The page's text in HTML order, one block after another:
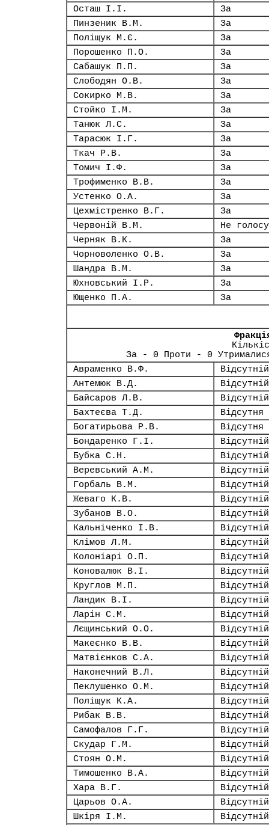
Осташ І.І.
За
Пинзеник В.М.
За
Поліщук М.Є.
За
Порошенко П.О.
За
Сабашук П.П.
За
Слободян О.В.
За
Сокирко М.В.
За
Стойко І.М.
За
Танюк Л.С.
За
Тарасюк І.Г.
За
Ткач Р.В.
За
Томич І.Ф.
За
Трофименко В.В.
За
Устенко О.А.
За
Цехмістренко В.Г.
За
Червоній В.М.
Не
Черняк В.К.
За
Чорноволенко О.В.
За
Шандра В.М.
За
Юхновський І.Р.
За
Ющенко П.А.
За
За - 0 Проти - 0
Авраменко В.Ф.
Відсутній
Антемюк В.Д.
Відсутній
Байсаров Л.В.
Відсутній
Бахтеєва Т.Д.
Відсутня
Богатирьова Р.В.
Відсутня
Бондаренко Г.І.
Відсутній
Бубка С.Н.
Відсутній
Веревський А.М.
Відсутній
Горбаль В.М.
Відсутній
Жеваго К.В.
Відсутній
Зубанов В.О.
Відсутній
Кальніченко І.В.
Відсутній
Клімов Л.М.
Відсутній
Колоніарі О.П.
Відсутній
Коновалюк В.І.
Відсутній
Круглов М.П.
Відсутній
Ландик В.І.
Відсутній
Ларін С.М.
Відсутній
Лєщинський О.О.
Відсутній
Макеєнко В.В.
Відсутній
Матвієнков С.А.
Відсутній
Наконечний В.Л.
Відсутній
Пеклушенко О.М.
Відсутній
Поліщук К.А.
Відсутній
Рибак В.В.
Відсутній
Самофалов Г.Г.
Відсутній
Скудар Г.М.
Відсутній
Стоян О.М.
Відсутній
Тимошенко В.А.
Відсутній
Хара В.Г.
Відсутній
Царьов О.А.
Відсутній
Шкіря І.М.
Відсутній